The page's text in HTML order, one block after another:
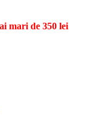
mari de 350 lei